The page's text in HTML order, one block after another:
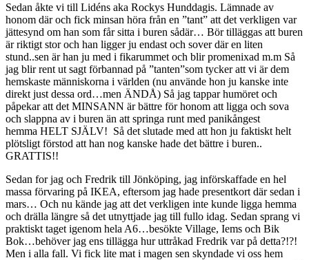
Sedan åkte vi till Lidéns aka Rockys Hunddagis. Lämnade av
honom där och fick minsan höra från en ”tant” att det verkligen var
jättesynd om han som får sitta i buren sådär… Bör tilläggas att buren
är riktigt stor och han ligger ju endast och sover där en liten
stund..sen är han ju med i fikarummet och blir promenixad m.m Så
jag blir rent ut sagt förbannad på ”tanten”som tycker att vi är dem
hemskaste människorna i världen (nu använde hon ju kanske inte
direkt just dessa ord…men ÄNDÅ) Så jag tappar humöret och
påpekar att det MINSANN är bättre för honom att ligga och sova
och slappna av i buren än att springa runt med panikångest
hemma HELT SJÄLV! Så det slutade med att hon ju faktiskt helt
plötsligt förstod att han nog kanske hade det bättre i buren..
GRATTIS!!
Sedan for jag och Fredrik till Jönköping, jag införskaffade en hel
massa förvaring på IKEA, eftersom jag hade presentkort där sedan i
mars… Och nu kände jag att det verkligen inte kunde ligga hemma
och drälla längre så det utnyttjade jag till fullo idag. Sedan sprang vi
praktiskt taget igenom hela A6…besökte Village, Iems och Bik
Bok…behöver jag ens tillägga hur uttråkad Fredrik var på detta?!?!
Men i alla fall. Vi fick lite mat i magen sen skyndade vi oss hem